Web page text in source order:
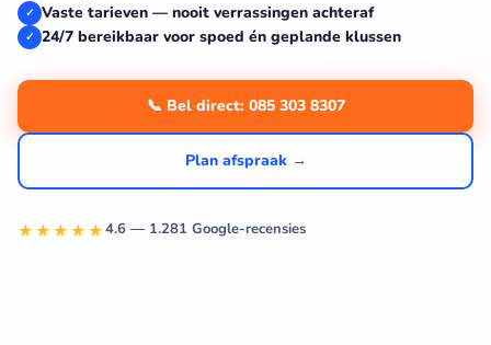
✓ Vaste tarieven — nooit verrassingen achteraf
✓ 24/7 bereikbaar voor spoed én geplande klussen
📞 Bel direct: 085 303 8307
Plan afspraak →
★★★★★4.6 — 1.281 Google-recensies